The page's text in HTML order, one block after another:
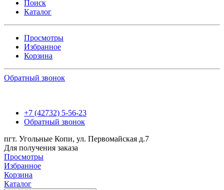
Поиск
Каталог
Просмотры
Избранное
Корзина
Обратный звонок
+7 (42732) 5-56-23
Обратный звонок
пгт. Угольные Копи, ул. Первомайская д.7
Для получения заказа
Просмотры
Избранное
Корзина
Каталог